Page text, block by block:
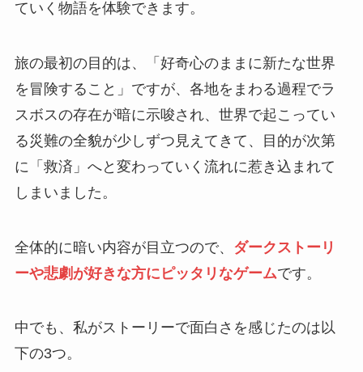
ていく物語を体験できます。
旅の最初の目的は、「好奇心のままに新たな世界
を冒険すること」ですが、各地をまわる過程でラ
スボスの存在が暗に示唆され、世界で起こってい
る災難の全貌が少しずつ見えてきて、目的が次第
に「救済」へと変わっていく流れに惹き込まれて
しまいました。
全体的に暗い内容が目立つので、 ダークストーリ
ーや悲劇が好きな方にピッタリなゲームです。
中でも、私がストーリーで面白さを感じたのは以
下の3つ。